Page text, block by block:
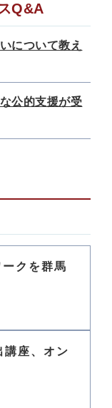
Q&A
について教え
公的支援が受
クを群馬
講座、オン